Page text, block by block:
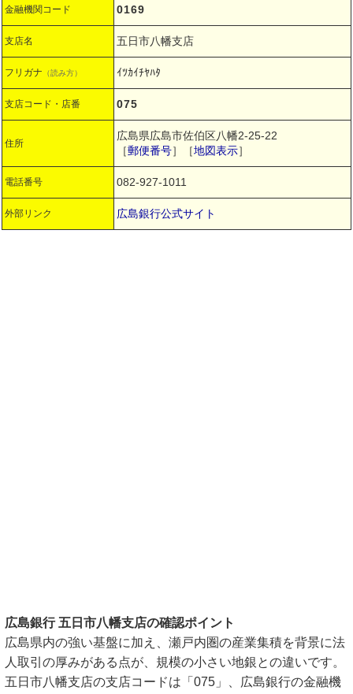
金融機関コード 0169
支店名 五日市八幡支店
フリガナ （読み方） ｲﾂｶｲﾁﾔﾊﾀ
支店コード・店番 075
住所
広島県広島市佐伯区八幡2-25-22
［郵便番号］［地図表示］
電話番号 082-927-1011
外部リンク 広島銀行公式サイト
広島銀行 五日市八幡支店の確認ポイント
広島県内の強い基盤に加え、瀬戸内圏の産業集積を背景に法
人取引の厚みがある点が、規模の小さい地銀との違いです。
五日市八幡支店の支店コードは「075」、広島銀行の金融機